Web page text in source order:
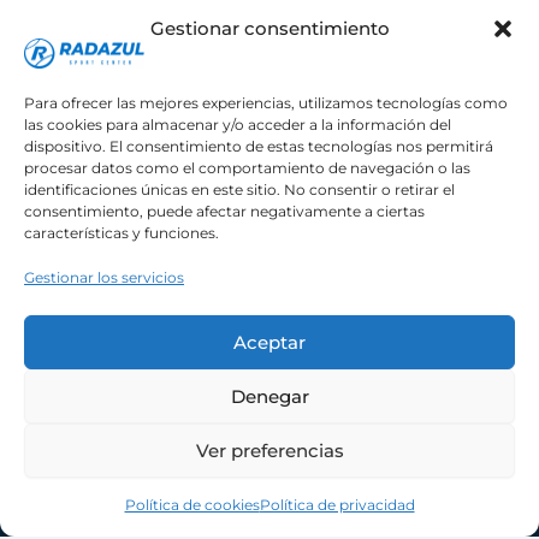
Gestionar consentimiento
Para ofrecer las mejores experiencias, utilizamos tecnologías como
las cookies para almacenar y/o acceder a la información del
dispositivo. El consentimiento de estas tecnologías nos permitirá
procesar datos como el comportamiento de navegación o las
identificaciones únicas en este sitio. No consentir o retirar el
consentimiento, puede afectar negativamente a ciertas
características y funciones.
Gestionar los servicios
Aceptar
Denegar
Ver preferencias
Política de cookiesPolítica de privacidad
C. Balboa, 7, 38109 Radazul, Santa Cruz de
Center
Normativa General
Política de privacidad